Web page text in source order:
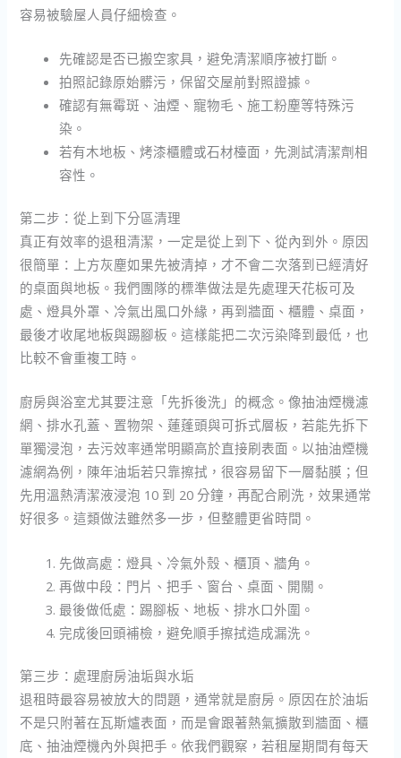
容易被驗屋人員仔細檢查。
先確認是否已搬空家具，避免清潔順序被打斷。
拍照記錄原始髒污，保留交屋前對照證據。
確認有無霉斑、油煙、寵物毛、施工粉塵等特殊污
染。
若有木地板、烤漆櫃體或石材檯面，先測試清潔劑相
容性。
第二步：從上到下分區清理
真正有效率的退租清潔，一定是從上到下、從內到外。原因
很簡單：上方灰塵如果先被清掉，才不會二次落到已經清好
的桌面與地板。我們團隊的標準做法是先處理天花板可及
處、燈具外罩、冷氣出風口外緣，再到牆面、櫃體、桌面，
最後才收尾地板與踢腳板。這樣能把二次污染降到最低，也
比較不會重複工時。
廚房與浴室尤其要注意「先拆後洗」的概念。像抽油煙機濾
網、排水孔蓋、置物架、蓮蓬頭與可拆式層板，若能先拆下
單獨浸泡，去污效率通常明顯高於直接刷表面。以抽油煙機
濾網為例，陳年油垢若只靠擦拭，很容易留下一層黏膜；但
先用溫熱清潔液浸泡 10 到 20 分鐘，再配合刷洗，效果通常
好很多。這類做法雖然多一步，但整體更省時間。
先做高處：燈具、冷氣外殼、櫃頂、牆角。
再做中段：門片、把手、窗台、桌面、開關。
最後做低處：踢腳板、地板、排水口外圍。
完成後回頭補檢，避免順手擦拭造成漏洗。
第三步：處理廚房油垢與水垢
退租時最容易被放大的問題，通常就是廚房。原因在於油垢
不是只附著在瓦斯爐表面，而是會跟著熱氣擴散到牆面、櫃
底、抽油煙機內外與把手。依我們觀察，若租屋期間有每天